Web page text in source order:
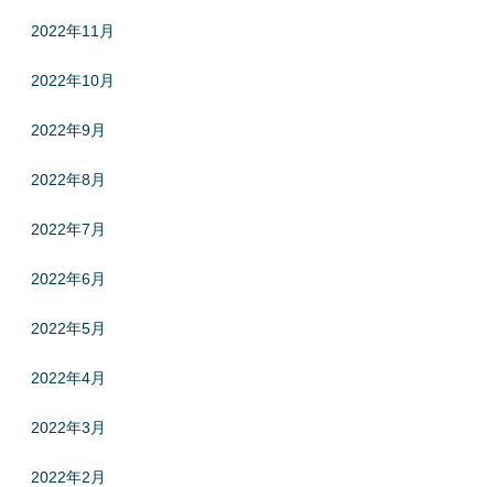
2022年11月
2022年10月
2022年9月
2022年8月
2022年7月
2022年6月
2022年5月
2022年4月
2022年3月
2022年2月